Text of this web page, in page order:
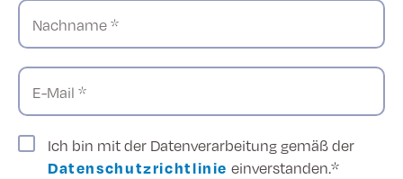
Nachname *
E-Mail *
Ich bin mit der Datenverarbeitung gemäß der
Datenschutzrichtlinie einverstanden.*